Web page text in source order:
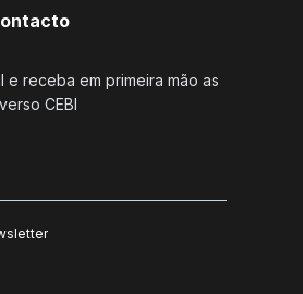
e receba em primeira mão as
CEBI